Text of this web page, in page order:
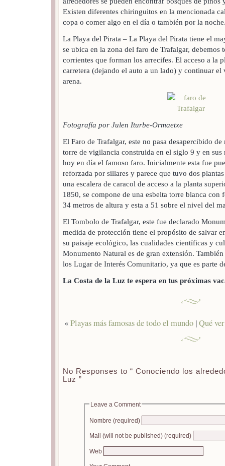
Existen diferentes chiringuitos en la mencionada
copa o comer algo en el día o también por la
La Playa del Pirata – La Playa del Pirata tiene el
se ubica en la zona del faro de Trafalgar, debemos
corrientes que forman los arrecifes. El acceso a la
carretera (dejando el auto a un lado) y continuar el
arena.
Fotografía por Julen Iturbe-Ormaetxe
El Faro de Trafalgar, este no pasa desapercibido
torre de vigilancia construida en el siglo 9 y en sus
hoy en día el famoso faro. Inicialmente esta fue
reforzada por sillares y parece que tuvo dos
una escalera de caracol de acceso a la planta
1850, se compone de una esbelta torre blanca con
34 metros de altura y esta a 51 sobre el nivel del
El Tombolo de Trafalgar, este fue declarado
medida de protección tiene el propósito de salvar
su paisaje ecológico, las cualidades científicas y
Monumento Natural es de gran extensión.
los Lugar de Interés Comunitario, ya que es parte
La Costa de la Luz te espera en tus próximas
«Playas más famosas de todo el mundo|Qué
No Responses to “ Conociendo los
Luz ”
Leave a Comment
Nombre (required)
Mail (will not be published) (required)
Web